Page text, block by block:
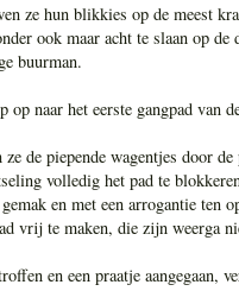
ze hun blikkies op de meest
ook maar acht te slaan op de
buurman.
naar het eerste gangpad van
de piepende wagentjes door de
volledig het pad te
en met een arrogantie ten
vrij te maken, die zijn weerga
en een praatje aangegaan,